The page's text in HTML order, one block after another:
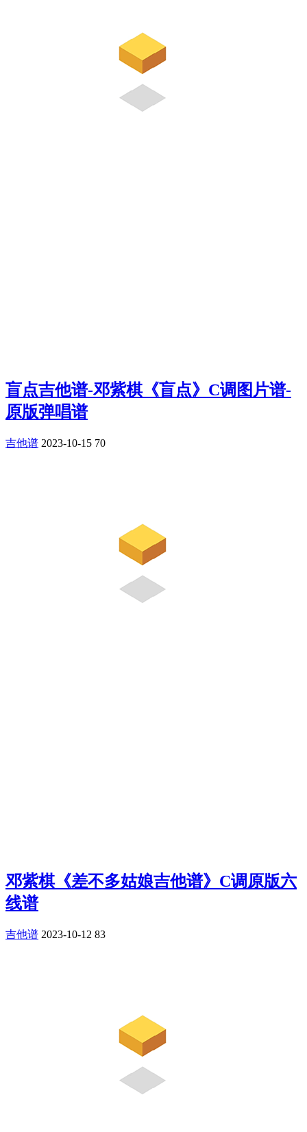
盲点吉他谱-邓紫棋《盲点》C调图片谱-
原版弹唱谱
吉他谱 2023-10-15 70
邓紫棋《差不多姑娘吉他谱》C调原版六
线谱
吉他谱 2023-10-12 83